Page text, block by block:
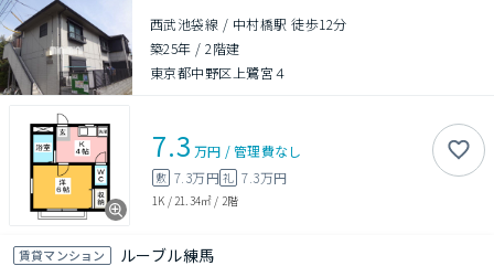
西武池袋線 / 中村橋駅 徒歩12分
築25年 /2階建
東京都中野区上鷺宮４
7.3 万円 /管理費なし
敷 7.3万円礼 7.3万円
1K / 21.34㎡ / 2階
賃貸マンション ルーブル練馬